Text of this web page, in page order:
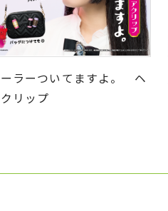
ラーついてますよ。 ヘ
リップ